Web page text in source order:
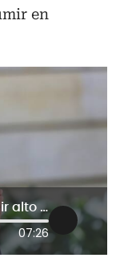
en
Gobierno tendrá que asumir alto costo en pensiones por aumento de salario mínimo: exministro Cabrera
07:26